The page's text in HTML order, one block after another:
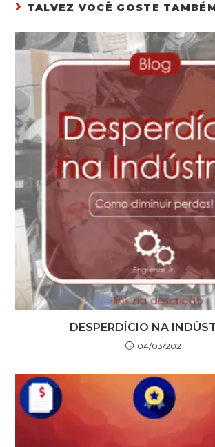
TALVEZ VOCÊ GOSTE
DESPERDÍCIO NA
04/03/2021